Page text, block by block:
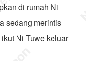
di rumah Ni
sedang merintis
Ni Tuwe keluar